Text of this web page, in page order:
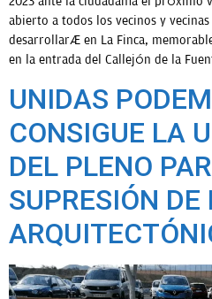
abierto a todos los vecinos y
desarrollará en La Finca,
en la entrada del Callejón de la
UNIDAS
CONSIGUE LA
DEL PLENO
SUPRESIÓN DE